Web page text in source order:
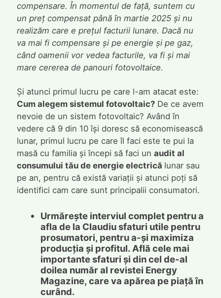
compensare. În momentul de față, suntem cu
un preț compensat până în martie 2025 și nu
realizăm care e prețul facturii lunare. Dacă nu
va mai fi compensare și pe energie și pe gaz,
când oamenii vor vedea facturile, va fi și mai
mare cererea de panouri fotovoltaice.
Și atunci primul lucru pe care l-am atacat este:
Cum alegem sistemul fotovoltaic?De ce avem
nevoie de un sistem fotovoltaic? Având în
vedere că 9 din 10 își doresc să economisească
lunar, primul lucru pe care îl faci este te pui la
masă cu familia și începi să faci un audit al
consumului tău de energie electrică lunar sau
pe an, pentru că există variații și atunci poți să
identifici cam care sunt principalii consumatori.
Urmărește interviul complet pentru a
afla de la Claudiu sfaturi utile pentru
prosumatori, pentru a-și maximiza
producția și profitul. Află cele mai
importante sfaturi și din cel de-al
doilea număr al revistei Energy
Magazine, care va apărea pe piață în
curând.